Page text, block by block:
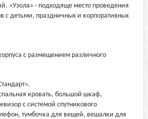
«Узола» - подходяще место проведения
с детьми, праздничных и корпоративных
с размещением различного
кровать, большой шкаф,
с системой спутникового
тумбочка для вещей, вешалки для